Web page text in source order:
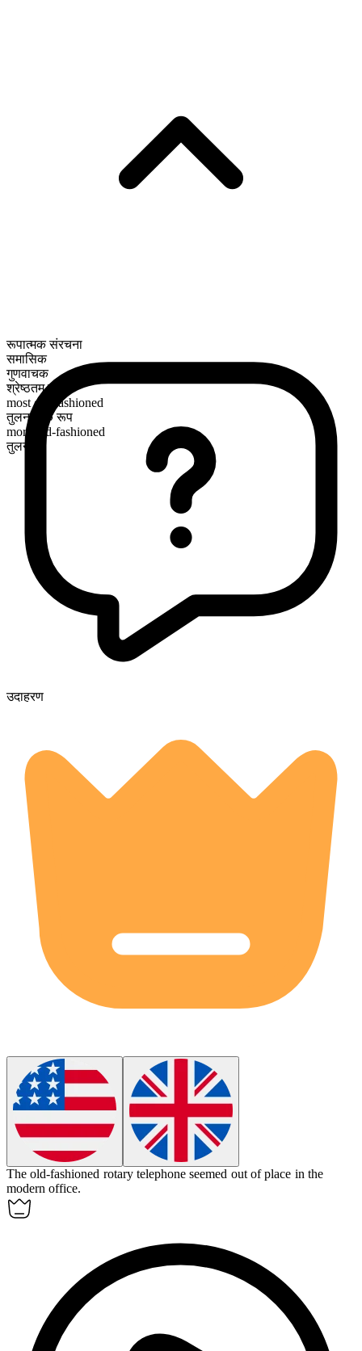
रूपात्मक संरचना
समासिक
गुणवाचक
श्रेष्ठतम रूप
most old-fashioned
तुलनात्मक रूप
more old-fashioned
तुलनीय
उदाहरण
Theold-fashioned rotary telephone seemed out of place in the
modern office.